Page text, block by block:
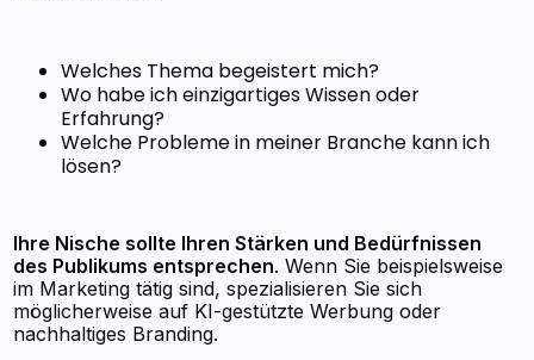
Welches Thema begeistert mich?
Wo habe ich einzigartiges Wissen oder
Erfahrung?
Welche Probleme in meiner Branche kann ich
lösen?
Ihre Nische sollte Ihren Stärken und Bedürfnissen
des Publikums entsprechen. Wenn Sie beispielsweise
im Marketing tätig sind, spezialisieren Sie sich
möglicherweise auf KI-gestützte Werbung oder
nachhaltiges Branding.